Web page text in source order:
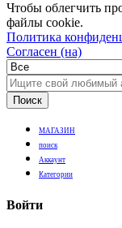
Чтобы облегчить
файлы cookie.
Политика
Согласен (на)
Поиск
МАГАЗИН
поиск
Аккаунт
Категории
Войти